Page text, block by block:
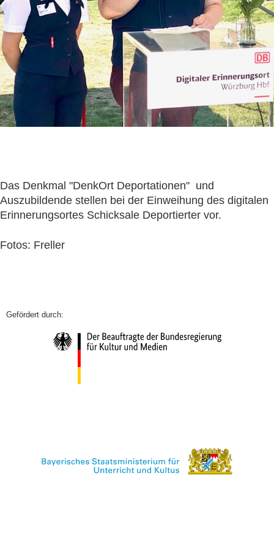
Das Denkmal "DenkOrt Deportationen" und
Auszubildende stellen bei der Einweihung des digitalen
Erinnerungsortes Schicksale Deportierter vor.
Fotos: Freller